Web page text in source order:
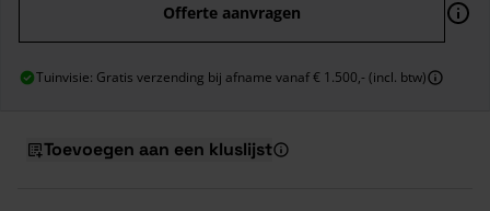
Offerte aanvragen
Tuinvisie: Gratis verzending bij afname vanaf € 1.500,- (incl. btw)
Toevoegen aan een kluslijst